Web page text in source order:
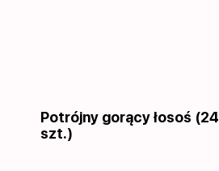
Potrójny gorący łosoś (24
szt.)